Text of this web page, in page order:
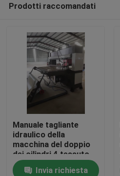
Casa
Prodotti
Prodotti raccomandati
Manuale tagliante
idraulico della
macchina del doppio
dei cilindri 4 tessuto
della colonna
Invia richiesta